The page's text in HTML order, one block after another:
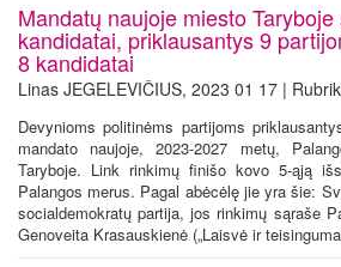
Mandatų naujoje miesto
kandidatai, priklausantys 9
8 kandidatai
Linas JEGELEVIČIUS, 2023 01 17 |
Devynioms politinėms partijoms
mandato naujoje, 2023-2027 metų,
Taryboje. Link rinkimų finišo kovo 5-ąją
Palangos merus. Pagal abėcėlę jie yra šie:
socialdemokratų partija, jos rinkimų sąraše
Genoveita Krasauskienė („Laisvė ir